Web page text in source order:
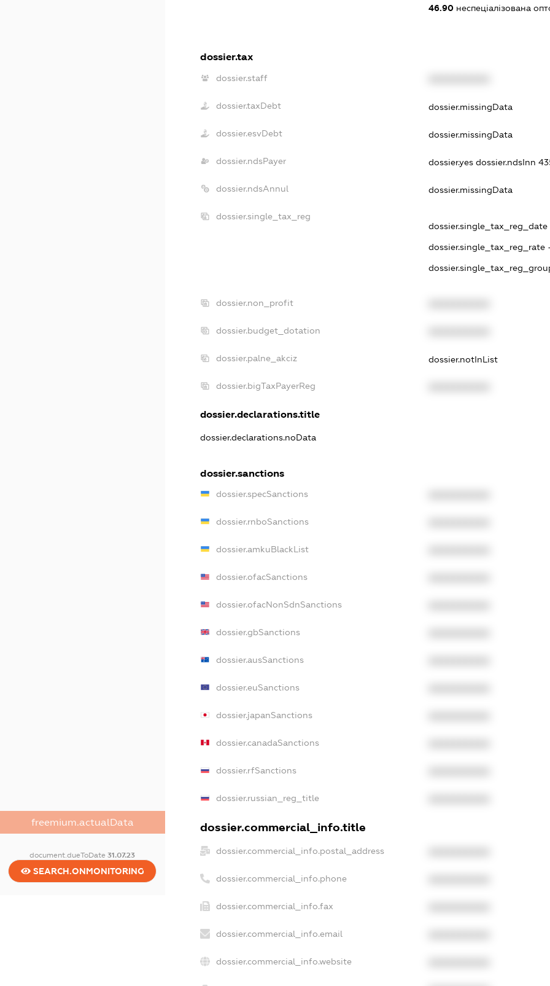
freemium.actualData
document.dueToDate31.07.23
SEARCH.ONMONITORING
46.90неспеціалізована
dossier.tax
dossier.staff
dossier.taxDebt dossier.missingData
dossier.esvDebt dossier.missingData
dossier.ndsPayer dossier.yes dossier.ndsInn
dossier.ndsAnnul dossier.missingData
dossier.single_tax_reg
dossier.single_tax_reg_date
dossier.single_tax_reg_rate
dossier.non_profit
dossier.budget_dotation
dossier.palne_akciz dossier.notInList
dossier.bigTaxPayerReg
dossier.declarations.title
dossier.declarations.noData
dossier.sanctions
dossier.specSanctions
dossier.rnboSanctions
dossier.amkuBlackList
dossier.ofacSanctions
dossier.ofacNonSdnSanctions
dossier.gbSanctions
dossier.ausSanctions
dossier.euSanctions
dossier.japanSanctions
dossier.canadaSanctions
dossier.rfSanctions
dossier.russian_reg_title
dossier.commercial_info.title
dossier.commercial_info.postal_address
dossier.commercial_info.phone
dossier.commercial_info.fax
dossier.commercial_info.email
dossier.commercial_info.website